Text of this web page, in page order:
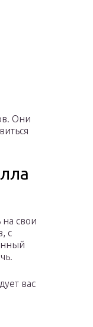
Они
на свои
с
вас